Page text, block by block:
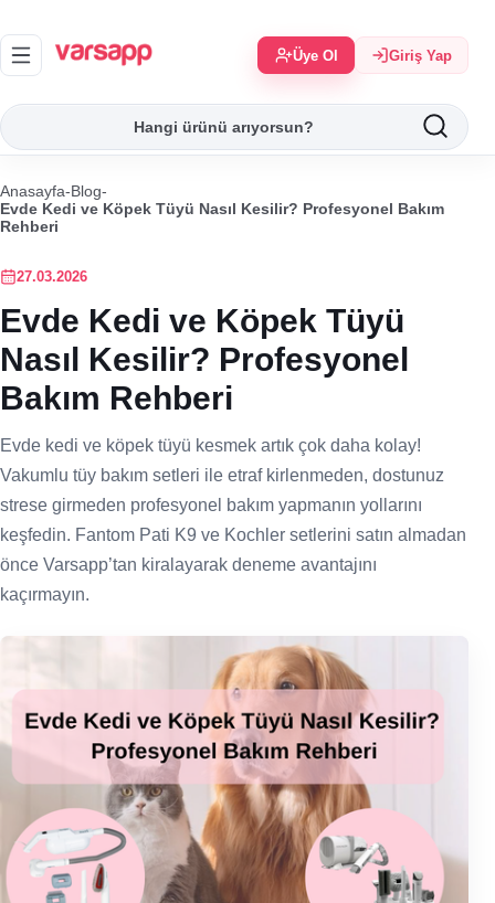
Üye Ol Giriş Yap
Anasayfa-Blog-
Evde Kedi ve Köpek Tüyü Nasıl Kesilir? Profesyonel Bakım
Rehberi
27.03.2026
Evde Kedi ve Köpek Tüyü
Nasıl Kesilir? Profesyonel
Bakım Rehberi
Evde kedi ve köpek tüyü kesmek artık çok daha kolay!
Vakumlu tüy bakım setleri ile etraf kirlenmeden, dostunuz
strese girmeden profesyonel bakım yapmanın yollarını
keşfedin. Fantom Pati K9 ve Kochler setlerini satın almadan
önce Varsapp’tan kiralayarak deneme avantajını
kaçırmayın.